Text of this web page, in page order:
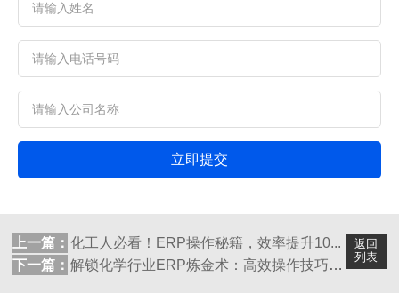
立即提交
返回
列表
上一篇： 化工人必看！ERP操作秘籍，效率提升10...
下一篇： 解锁化学行业ERP炼金术：高效操作技巧大...